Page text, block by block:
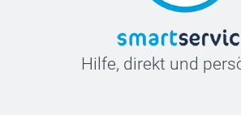
Hilfe, direkt und